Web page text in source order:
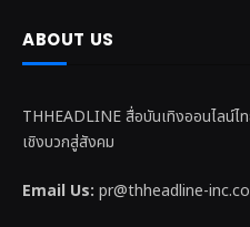
ABOUT US
THHEADLINE สื่อบันเทิงออนไลน์
เชิงบวกสู่สังคม
Email Us: pr@thheadline-